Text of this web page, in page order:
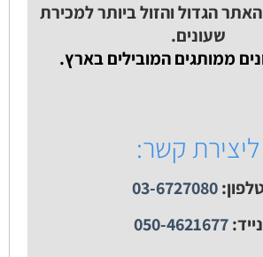
הגדול והזול ביותר למכירת
שעונים.
ממותגים המובילים בארץ.
ליצירת קשר:
03-6727080
נייד:050-4621677